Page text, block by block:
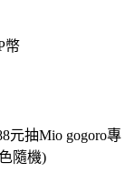
幣
元抽Mio gogoro專
隨機)